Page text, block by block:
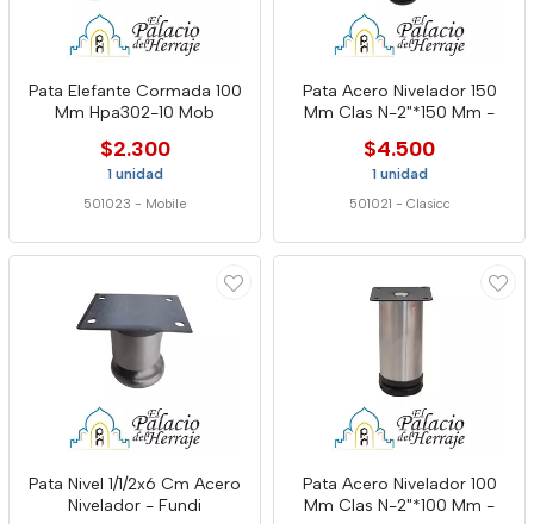
Pata Elefante Cormada 100
Mm Hpa302-10 Mob
$2.300
1 unidad
501023 - Mobile
Pata Acero Nivelador 150
Mm Clas N-2"*150 Mm -
$4.500
1 unidad
501021 - Clasicc
Pata Nivel 1/1/2x6 Cm Acero
Nivelador - Fundi
Pata Acero Nivelador 100
Mm Clas N-2"*100 Mm -